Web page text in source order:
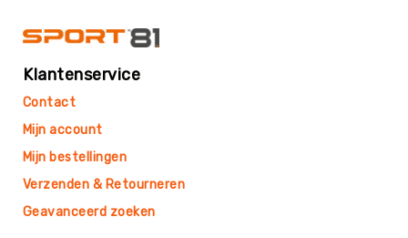
Sporten
Spikeball
Steppen
Tafeltennis
Tafelvoetbal
Tchoukbal
Klantenservice
Contact
Mijn account
Mijn bestellingen
Verzenden & Retourneren
Geavanceerd zoeken